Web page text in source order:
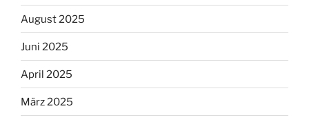
August 2025
Juni 2025
April 2025
März 2025